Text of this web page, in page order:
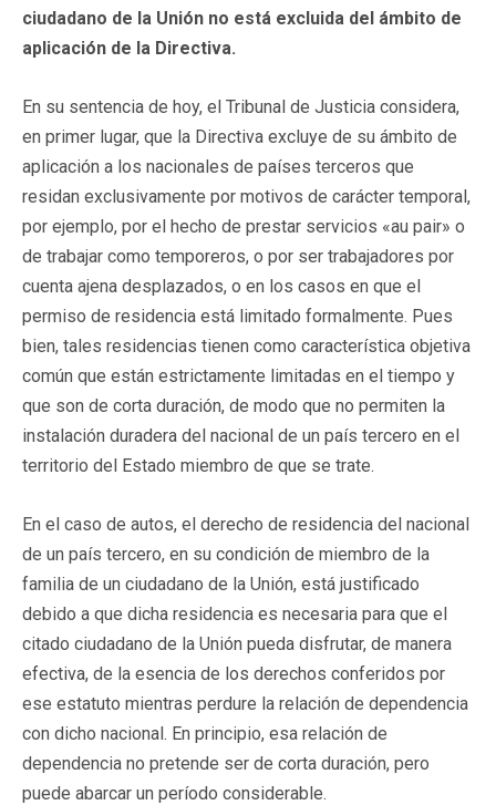
ciudadano de la Unión no está excluida del ámbito de
aplicación de la Directiva.
En su sentencia de hoy, el Tribunal de Justicia considera,
en primer lugar, que la Directiva excluye de su ámbito de
aplicación a los nacionales de países terceros que
residan exclusivamente por motivos de carácter temporal,
por ejemplo, por el hecho de prestar servicios «au pair» o
de trabajar como temporeros, o por ser trabajadores por
cuenta ajena desplazados, o en los casos en que el
permiso de residencia está limitado formalmente. Pues
bien, tales residencias tienen como característica objetiva
común que están estrictamente limitadas en el tiempo y
que son de corta duración, de modo que no permiten la
instalación duradera del nacional de un país tercero en el
territorio del Estado miembro de que se trate.
En el caso de autos, el derecho de residencia del nacional
de un país tercero, en su condición de miembro de la
familia de un ciudadano de la Unión, está justificado
debido a que dicha residencia es necesaria para que el
citado ciudadano de la Unión pueda disfrutar, de manera
efectiva, de la esencia de los derechos conferidos por
ese estatuto mientras perdure la relación de dependencia
con dicho nacional. En principio, esa relación de
dependencia no pretende ser de corta duración, pero
puede abarcar un período considerable.